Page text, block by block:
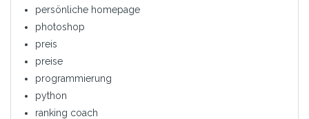
persönliche homepage
photoshop
preis
preise
programmierung
python
ranking coach